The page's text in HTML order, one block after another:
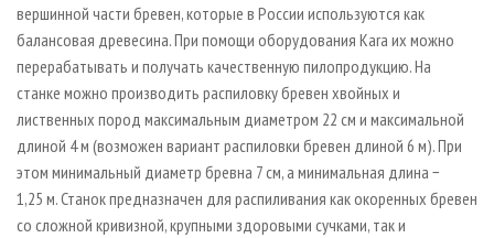
вершинной части бревен, которые в России используются как
балансовая древесина. При помощи оборудования Kara их можно
перерабатывать и получать качественную пилопродукцию. На
станке можно производить распиловку бревен хвойных и
лиственных пород максимальным диаметром 22 см и максимальной
длиной 4 м (возможен вариант распиловки бревен длиной 6 м). При
этом минимальный диаметр бревна 7 см, а минимальная длина −
1,25 м. Станок предназначен для распиливания как окоренных бревен
со сложной кривизной, крупными здоровыми сучками, так и